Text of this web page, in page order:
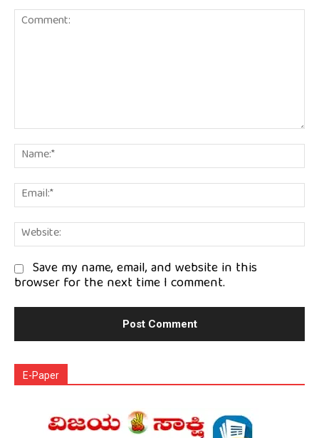
Comment:
Save my name, email, and website in this
browser for the next time I comment.
E-Paper